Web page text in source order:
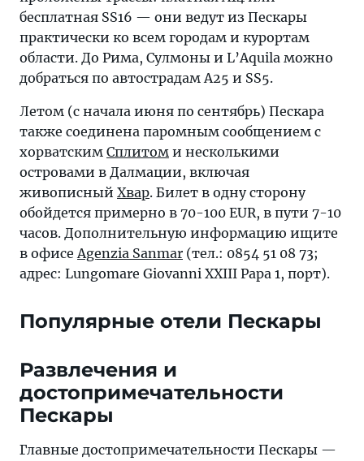
бесплатная SS16 — они ведут из Пескары
практически ко всем городам и курортам
области. До Рима, Сулмоны и L’Aquila можно
добраться по автострадам A25 и SS5.
Летом (с начала июня по сентябрь) Пескара
также соединена паромным сообщением с
хорватским Сплитом и несколькими
островами в Далмации, включая
живописный Хвар. Билет в одну сторону
обойдется примерно в 70-100 EUR, в пути 7-10
часов. Дополнительную информацию ищите
в офисеAgenzia Sanmar (тел.: 0854 51 08 73;
адрес: Lungomare Giovanni XXIII Papa 1, порт).
Популярные отели Пескары
Развлечения и
достопримечательности
Пескары
Главные достопримечательности Пескары —